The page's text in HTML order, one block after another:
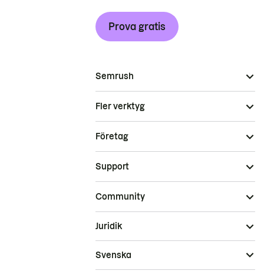
Prova gratis
Semrush
Fler verktyg
Företag
Support
Community
Juridik
Svenska